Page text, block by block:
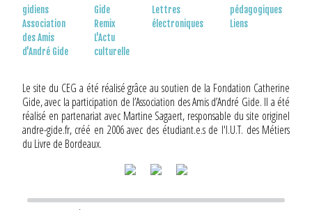
gidiens
Association
des Amis
d'André Gide
Gide
Remix
L'Actu
culturelle
Lettres
électroniques
pédagogiques
Liens
Le site du CEG a été réalisé grâce au soutien de la Fondation Catherine
Gide, avec la participation de l’Association des Amis d’André Gide. Il a été
réalisé en partenariat avec Martine Sagaert, responsable du site originel
andre-gide.fr, créé en 2006 avec des étudiant.e.s de l'I.U.T. des Métiers
du Livre de Bordeaux.